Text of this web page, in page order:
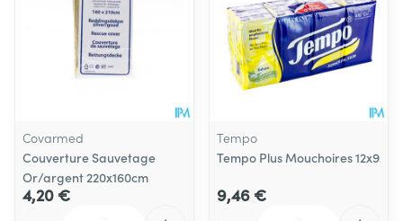
Covarmed
Couverture Sauvetage
Or/argent 220x160cm
4,20 €
Tempo
Tempo Plus Mouchoires 12x9
9,46 €